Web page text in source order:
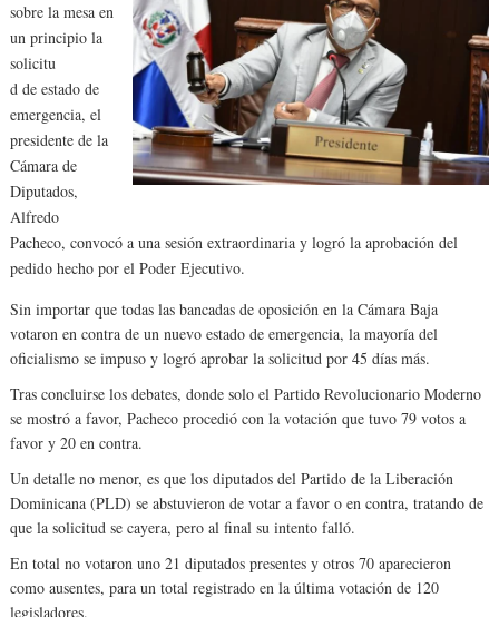
sobre la mesa en
un principio la
solicitu
d de estado de
emergencia, el
presidente de la
Cámara de
Diputados,
Alfredo
Pacheco, convocó a una sesión extraordinaria y logró la aprobación del
pedido hecho por el Poder Ejecutivo.
Sin importar que todas las bancadas de oposición en la Cámara Baja
votaron en contra de un nuevo estado de emergencia, la mayoría del
oficialismo se impuso y logró aprobar la solicitud por 45 días más.
Tras concluirse los debates, donde solo el Partido Revolucionario Moderno
se mostró a favor, Pacheco procedió con la votación que tuvo 79 votos a
favor y 20 en contra.
Un detalle no menor, es que los diputados del Partido de la Liberación
Dominicana (PLD) se abstuvieron de votar a favor o en contra, tratando de
que la solicitud se cayera, pero al final su intento falló.
En total no votaron uno 21 diputados presentes y otros 70 aparecieron
como ausentes, para un total registrado en la última votación de 120
legisladores.